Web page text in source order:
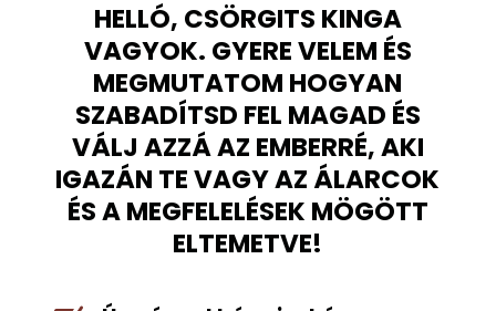
HELLÓ, CSÖRGITS KINGA
VAGYOK. GYERE VELEM ÉS
MEGMUTATOM HOGYAN
SZABADÍTSD FEL MAGAD ÉS
VÁLJ AZZÁ AZ EMBERRÉ, AKI
IGAZÁN TE VAGY AZ ÁLARCOK
ÉS A MEGFELELÉSEK MÖGÖTT
ELTEMETVE!